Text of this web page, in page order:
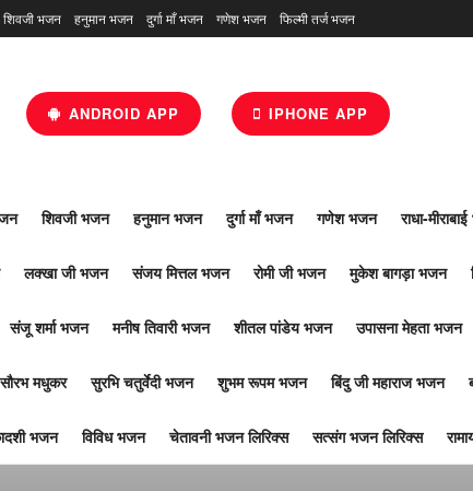
शिवजी भजन हनुमान भजन दुर्गा माँ भजन गणेश भजन फिल्मी तर्ज भजन
ANDROID APP IPHONE APP
शिवजी भजन हनुमान भजन दुर्गा माँ भजन गणेश भजन राधा-
लक्खा जी भजन संजय मित्तल भजन रोमी जी भजन मुकेश बागड़ा भजन
संजू शर्मा भजन मनीष तिवारी भजन शीतल पांडेय भजन उपासना मेहता भजन
सौरभ मधुकर सुरभि चतुर्वेदी भजन शुभम रूपम भजन बिंदु जी महाराज भजन
भजन विविध भजन चेतावनी भजन लिरिक्स सत्संग भजन लिरिक्स